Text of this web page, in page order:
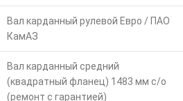
Вал карданный рулевой Евро / ПАО
КамАЗ
Вал карданный средний
(квадратный фланец) 1483 мм с/о
(ремонт с гарантией)